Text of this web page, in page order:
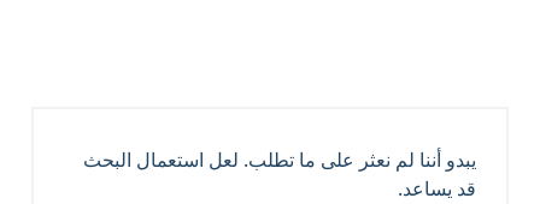
يبدو أننا لم نعثر على ما تطلب. لعل استعمال البحث
قد يساعد.